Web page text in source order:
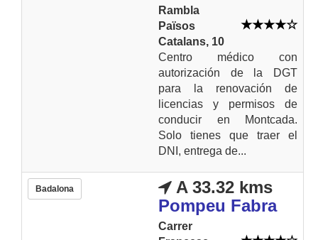
Rambla
Països
Catalans, 10
Centro médico con
autorización de la DGT
para la renovación de
licencias y permisos de
conducir en Montcada.
Solo tienes que traer el
DNI, entrega de...
Badalona
A 33.32 kms
Pompeu Fabra
Carrer